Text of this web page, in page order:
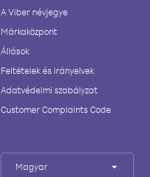
A Viber névjegye
Márkaközpont
Állások
Feltételek és irányelvek
Adatvédelmi szabályzat
Customer Complaints Code
Magyar